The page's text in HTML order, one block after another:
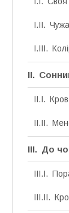
Чужа
Кров
До